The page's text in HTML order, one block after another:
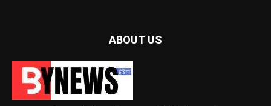
ABOUT US